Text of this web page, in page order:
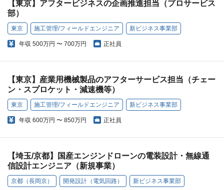
【東京】アフタービジネスの企画推進担当（プロサービス
部）
東京 施工管理/フィールドエンジニア 新ビジネス事業部
年収 500万円 〜 700万円 正社員
【東京】産業用機械製品のアフターサービス担当（チェー
ン・スプロケット・減速機等）
東京 施工管理/フィールドエンジニア 新ビジネス事業部
年収 600万円 〜 850万円 正社員
【埼玉/京都】国産エンジンドローンの電装設計・無線通
信設計エンジニア（新規事業）
京都（長岡京） 開発設計（電気回路） 新ビジネス事業部